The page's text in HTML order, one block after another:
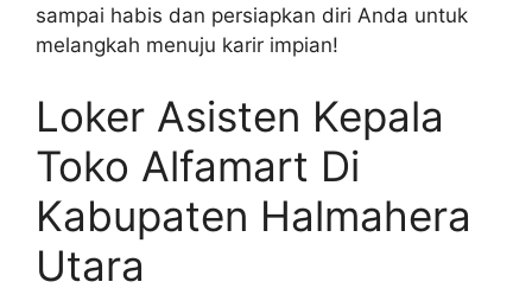
sampai habis dan persiapkan diri Anda untuk
melangkah menuju karir impian!
Loker Asisten Kepala
Toko Alfamart Di
Kabupaten Halmahera
Utara